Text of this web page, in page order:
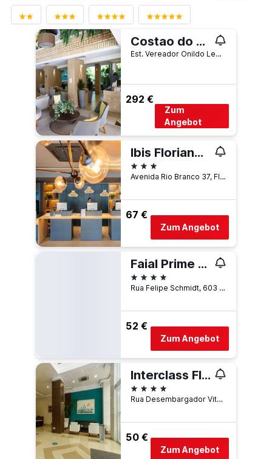
Costao do Santinho Resort
Est. Vereador Onildo Lemos, 2505, Florianópolis, Brasilien
292 €
Zum
Angebot
Ibis Florianopolis
3 Sterne
Avenida Rio Branco 37, Florianópolis, Brasilien
67 €
Zum Angebot
Faial Prime Suítes
4 Sterne
Rua Felipe Schmidt, 603 - Centro, Florianópolis, Brasilien
52 €
Zum Angebot
Interclass Florianópolis
4 Sterne
Rua Desembargador Vitor Lima, 380, Florianópolis, Brasilien
50 €
Zum Angebot